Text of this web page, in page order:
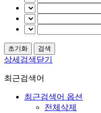
상세검색닫기
최근검색어
최근검색어 옵션
전체삭제